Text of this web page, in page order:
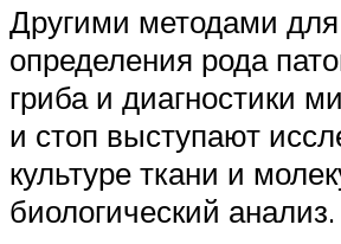
Другими методами для
определения рода
гриба и диагностики
и стоп выступают
культуре ткани и
биологический анализ.